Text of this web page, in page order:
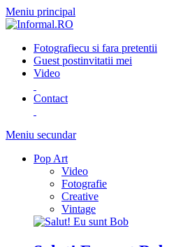
Meniu principal
Fotografiecu si fara pretentii
Guest postinvitatii mei
Video
Contact
Meniu secundar
Pop Art
Video
Fotografie
Creative
Vintage